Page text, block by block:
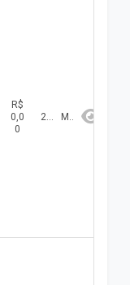
R$
0,0
0
2026 Maio